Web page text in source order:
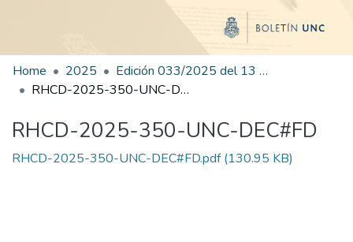
Home 2025
Edición 033/2025 del 13 de agosto de 2025
RHCD-2025-350-UNC-DEC#FD
RHCD-2025-350-UNC-DEC#FD
RHCD-2025-350-UNC-DEC#FD.pdf(130.95 KB)